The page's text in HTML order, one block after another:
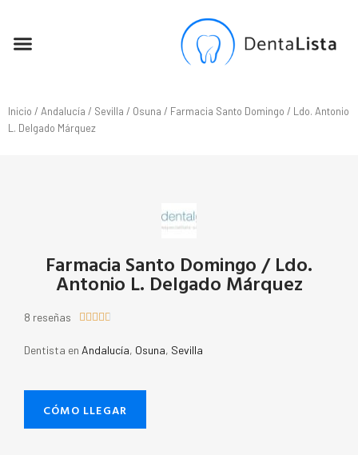
Inicio / Andalucía / Sevilla / Osuna / Farmacia Santo Domingo / Ldo. Antonio
L. Delgado Márquez
Farmacia Santo Domingo / Ldo.
Antonio L. Delgado Márquez
8 reseñas     
Dentista en Andalucía, Osuna, Sevilla
CÓMO LLEGAR